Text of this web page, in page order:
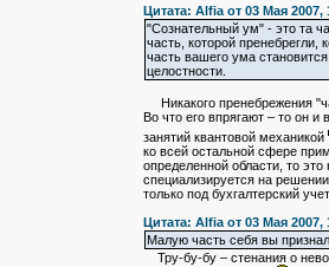
Цитата: Alfia от 03 Мая 2007,
"Сознательный ум" - это та
часть, которой пренебрегли,
часть вашего ума
целостности.
Никакого пренебрежения
Во что его впрягают – то он и
занятий квантовой механикой
ко всей остальной сфере
определенной области, то
специализируется на
только под бухгалтерский
Цитата: Alfia от 03 Мая 2007,
Малую часть себя вы
Тру-бу-бу – стенания о